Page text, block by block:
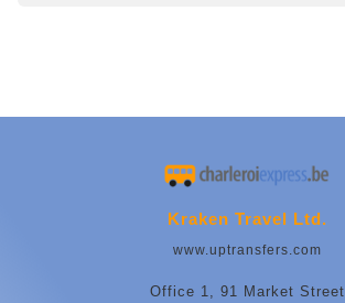
Kraken Travel Ltd.
www.uptransfers.com
Office 1, 91 Market Street